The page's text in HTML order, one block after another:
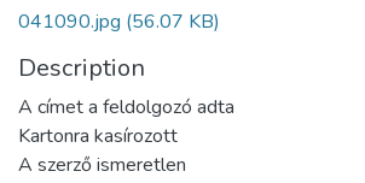
041090.jpg (56.07 KB)
Description
A címet a feldolgozó adta
Kartonra kasírozott
A szerző ismeretlen